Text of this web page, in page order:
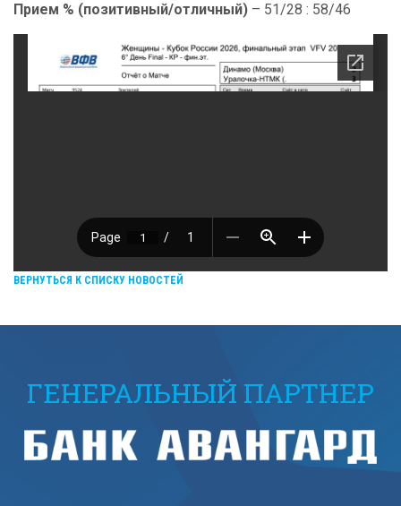
Прием % (позитивный/отличный) – 51/28 : 58/46
ВЕРНУТЬСЯ К СПИСКУ НОВОСТЕЙ
ГЕНЕРАЛЬНЫЙ ПАРТНЕР